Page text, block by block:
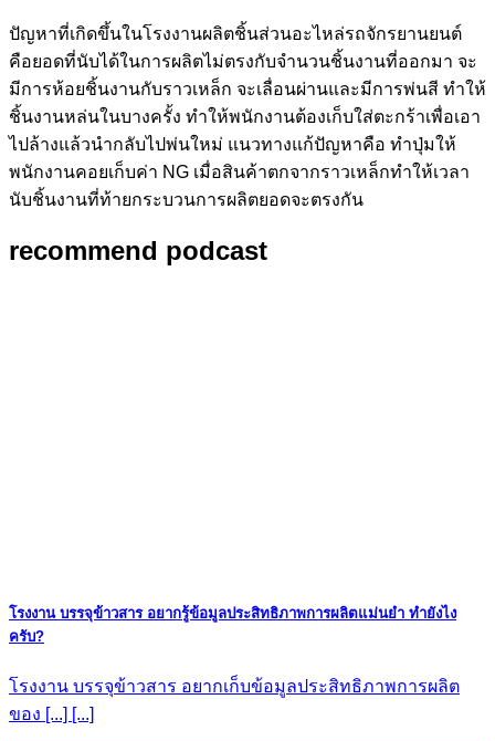
ปัญหาที่เกิดขึ้นในโรงงานผลิตชิ้นส่วนอะไหล่รถจักรยานยนต์
คือยอดที่นับได้ในการผลิตไม่ตรงกับจำนวนชิ้นงานที่ออกมา จะ
มีการห้อยชิ้นงานกับราวเหล็ก จะเลื่อนผ่านและมีการพ่นสี ทำให้
ชิ้นงานหล่นในบางครั้ง ทำให้พนักงานต้องเก็บใส่ตะกร้าเพื่อเอา
ไปล้างแล้วนำกลับไปพ่นใหม่ แนวทางแก้ปัญหาคือ ทำปุ่มให้
พนักงานคอยเก็บค่า NG เมื่อสินค้าตกจากราวเหล็กทำให้เวลา
นับชิ้นงานที่ท้ายกระบวนการผลิตยอดจะตรงกัน
recommend podcast
โรงงาน บรรจุข้าวสาร อยากรู้ข้อมูลประสิทธิภาพการผลิตแม่นยำ ทำยังไง
ครับ?
โรงงาน บรรจุข้าวสาร อยากเก็บข้อมูลประสิทธิภาพการผลิต
ของ [...] [...]